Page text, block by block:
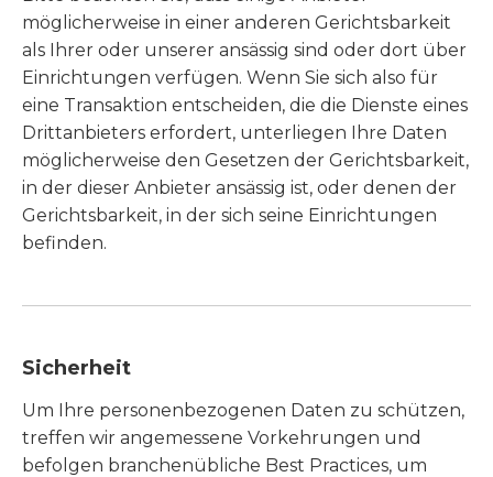
möglicherweise in einer anderen Gerichtsbarkeit
als Ihrer oder unserer ansässig sind oder dort über
Einrichtungen verfügen. Wenn Sie sich also für
eine Transaktion entscheiden, die die Dienste eines
Drittanbieters erfordert, unterliegen Ihre Daten
möglicherweise den Gesetzen der Gerichtsbarkeit,
in der dieser Anbieter ansässig ist, oder denen der
Gerichtsbarkeit, in der sich seine Einrichtungen
befinden.
Sicherheit
Um Ihre personenbezogenen Daten zu schützen,
treffen wir angemessene Vorkehrungen und
befolgen branchenübliche Best Practices, um